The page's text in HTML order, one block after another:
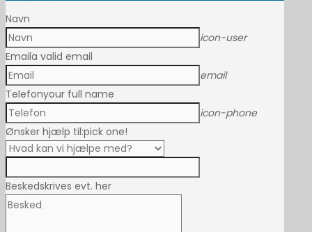
Navn
icon-user
Emaila valid email
email
Telefonyour full name
icon-phone
Ønsker hjælp til:pick one!
Beskedskrives evt. her